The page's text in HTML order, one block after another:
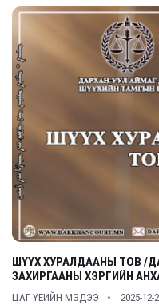
ШҮҮХ ХУРАЛДААНЫ ТОВ /
ЗАХИРГААНЫ ХЭРГИЙН
ЦАГ ҮЕИЙН МЭДЭЭ 2025-12-